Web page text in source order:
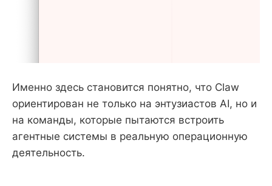
Именно здесь становится понятно, что Claw
ориентирован не только на энтузиастов AI, но и
на команды, которые пытаются встроить
агентные системы в реальную операционную
деятельность.